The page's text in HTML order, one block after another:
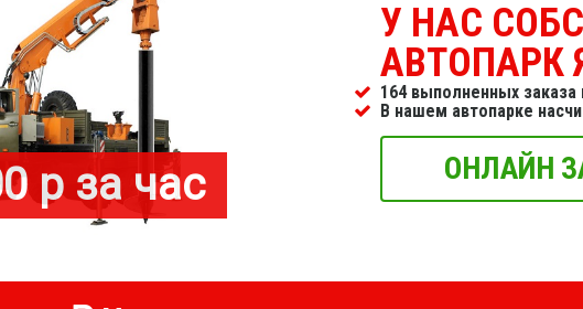
р за час
У НАС
АВТОПАРК
164 выполненных заказа
В нашем автопарке
ОНЛАЙН